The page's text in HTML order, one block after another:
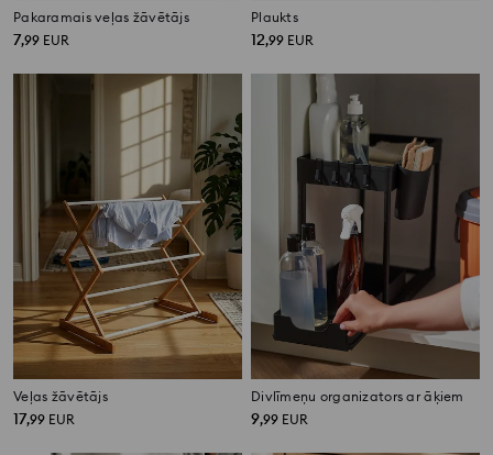
Pakaramais veļas žāvētājs
7,99 EUR
Plaukts
12,99 EUR
Veļas žāvētājs
17,99 EUR
Divlīmeņu organizators ar āķiem
9,99 EUR